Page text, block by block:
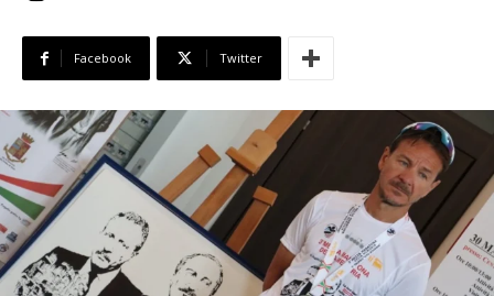
Facebook Twitter